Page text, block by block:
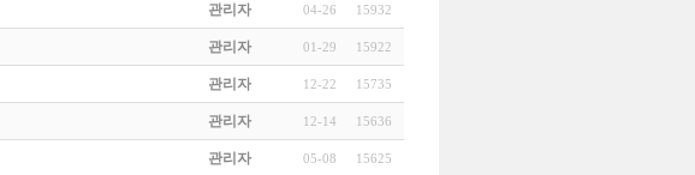
관리자 04-26 15932
관리자 01-29 15922
관리자 12-22 15735
관리자 12-14 15636
관리자 05-08 15625